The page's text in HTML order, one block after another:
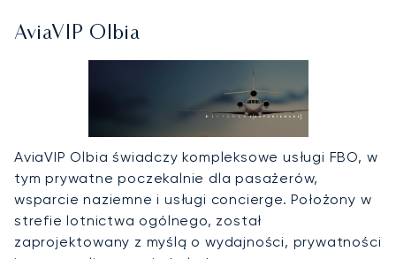
AviaVIP Olbia
AviaVIP Olbia świadczy kompleksowe usługi FBO, w
tym prywatne poczekalnie dla pasażerów,
wsparcie naziemne i usługi concierge. Położony w
strefie lotnictwa ogólnego, został
zaprojektowany z myślą o wydajności, prywatności